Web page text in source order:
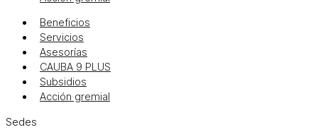
Beneficios
Servicios
Asesorías
CAUBA 9 PLUS
Subsidios
Acción gremial
Sedes